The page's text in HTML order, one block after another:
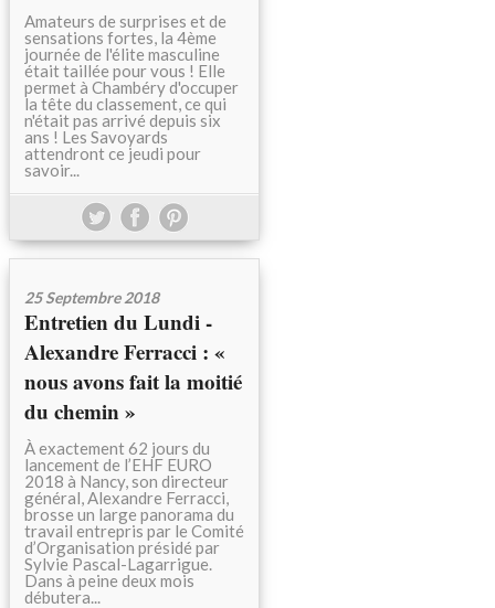
Amateurs de surprises et de
sensations fortes, la 4ème
journée de l'élite masculine
était taillée pour vous ! Elle
permet à Chambéry d'occuper
la tête du classement, ce qui
n'était pas arrivé depuis six
ans ! Les Savoyards
attendront ce jeudi pour
savoir...
25 Septembre 2018
Entretien du Lundi -
Alexandre Ferracci : «
nous avons fait la moitié
du chemin »
À exactement 62 jours du
lancement de l’EHF EURO
2018 à Nancy, son directeur
général, Alexandre Ferracci,
brosse un large panorama du
travail entrepris par le Comité
d’Organisation présidé par
Sylvie Pascal-Lagarrigue.
Dans à peine deux mois
débutera...